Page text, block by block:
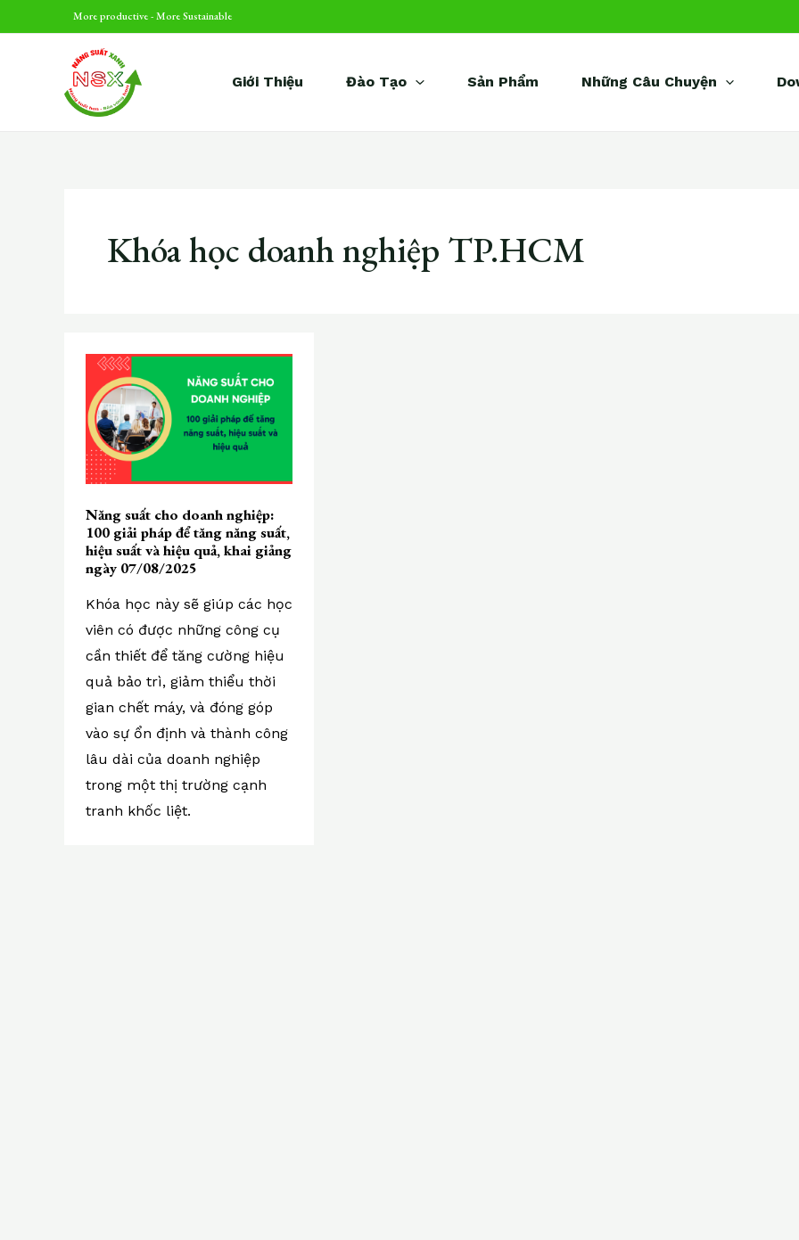
to
More productive - More Sustainable
Giới Thiệu Đào Tạo Sản Phẩm Những Câu Chuyện
Khóa học doanh nghiệp TP.HCM
Năng suất cho doanh nghiệp:
100 giải pháp để tăng năng suất,
hiệu suất và hiệu quả, khai giảng
ngày 07/08/2025
Khóa học này sẽ giúp các học
viên có được những công cụ
cần thiết để tăng cường hiệu
quả bảo trì, giảm thiểu thời
gian chết máy, và đóng góp
vào sự ổn định và thành công
lâu dài của doanh nghiệp
trong một thị trường cạnh
tranh khốc liệt.